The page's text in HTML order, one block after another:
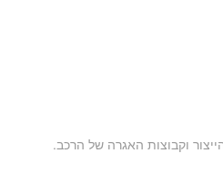
וקבוצות האגרה של הרכב.